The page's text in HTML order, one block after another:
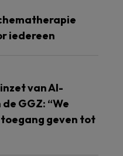
iedereen
van AI-
GGZ: “We
toegang geven tot